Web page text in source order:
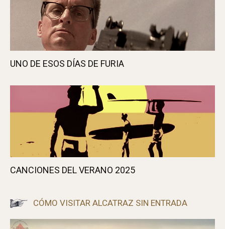
UNO DE ESOS DÍAS DE FURIA
CANCIONES DEL VERANO 2025
CÓMO VISITAR ALCATRAZ SIN ENTRADA